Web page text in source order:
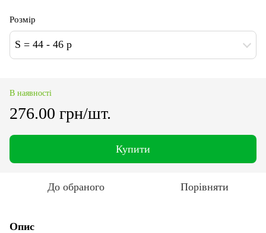
Розмір
S = 44 - 46 p
В наявності
276.00 грн/шт.
Купити
До обраного Порівняти
Опис